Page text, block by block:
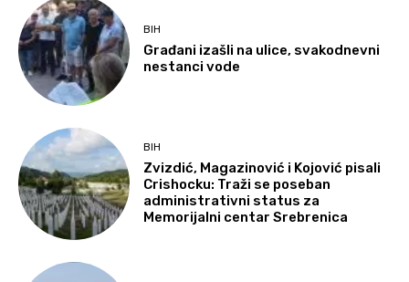
BIH
Građani izašli na ulice, svakodnevni
nestanci vode
BIH
Zvizdić, Magazinović i Kojović pisali
Crishocku: Traži se poseban
administrativni status za
Memorijalni centar Srebrenica